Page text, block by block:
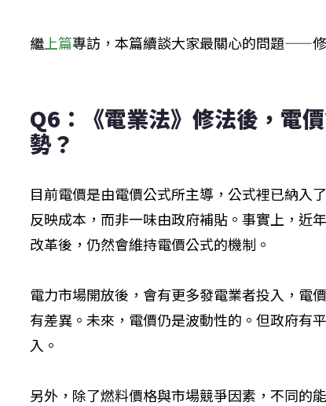
繼 上篇專訪，本篇續談大家最關心的問題——
Q6：《電業法》修法後，電
勢？
目前電價是由電價公式所主導，公式裡已納入
反映成本，而非一味由政府補貼。事實上，近
改革後，仍然會維持電價公式的機制。
電力市場開放後，會有更多發電業者投入，電
有差異。未來，電價仍是波動性的。但政府有
入。
另外，除了燃料價格與市場競爭因素，不同的